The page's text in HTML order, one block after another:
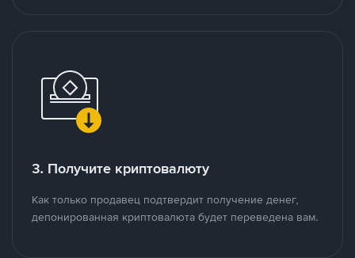
3. Получите криптовалюту
Как только продавец подтвердит получение денег,
депонированная криптовалюта будет переведена вам.